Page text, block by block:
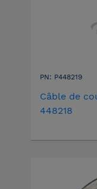
PN: P448219
Câble de
448218